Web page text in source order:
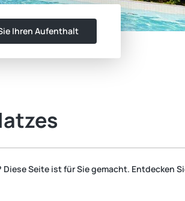
Ihren Aufenthalt
Seite ist für Sie gemacht. Entdecken